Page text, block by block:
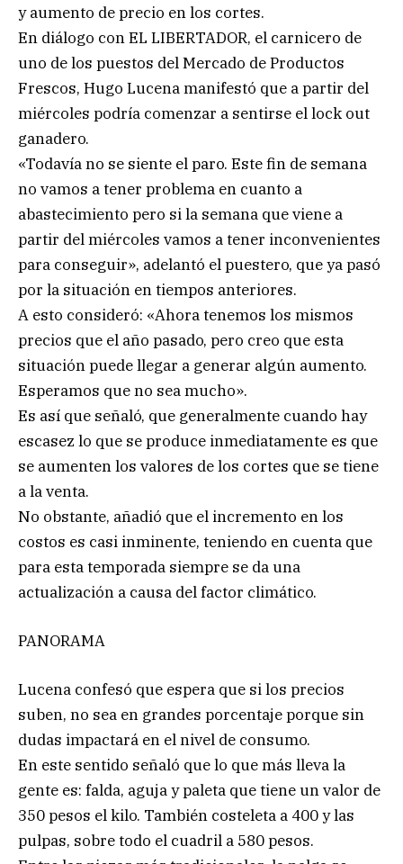
y aumento de precio en los cortes.
En diálogo con EL LIBERTADOR, el carnicero de
uno de los puestos del Mercado de Productos
Frescos, Hugo Lucena manifestó que a partir del
miércoles podría comenzar a sentirse el lock out
ganadero.
«Todavía no se siente el paro. Este fin de semana
no vamos a tener problema en cuanto a
abastecimiento pero si la semana que viene a
partir del miércoles vamos a tener inconvenientes
para conseguir», adelantó el puestero, que ya pasó
por la situación en tiempos anteriores.
A esto consideró: «Ahora tenemos los mismos
precios que el año pasado, pero creo que esta
situación puede llegar a generar algún aumento.
Esperamos que no sea mucho».
Es así que señaló, que generalmente cuando hay
escasez lo que se produce inmediatamente es que
se aumenten los valores de los cortes que se tiene
a la venta.
No obstante, añadió que el incremento en los
costos es casi inminente, teniendo en cuenta que
para esta temporada siempre se da una
actualización a causa del factor climático.
PANORAMA
Lucena confesó que espera que si los precios
suben, no sea en grandes porcentaje porque sin
dudas impactará en el nivel de consumo.
En este sentido señaló que lo que más lleva la
gente es: falda, aguja y paleta que tiene un valor de
350 pesos el kilo. También costeleta a 400 y las
pulpas, sobre todo el cuadril a 580 pesos.